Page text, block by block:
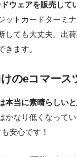
ウェアを販売して
ットカードターミ
しても大丈夫。出
きます。
のeコマース
当に素晴らしいと
かなり低くなって
安心です！